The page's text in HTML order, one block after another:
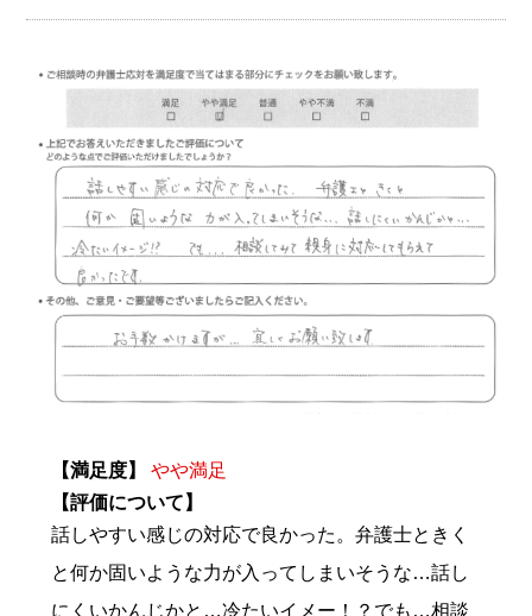
【満足度】
やや満足
【評価について】
話しやすい感じの対応で良かった。弁護士ときく
と何か固いような力が入ってしまいそうな…話し
にくいかんじかと…冷たいイメー！？でも…相談